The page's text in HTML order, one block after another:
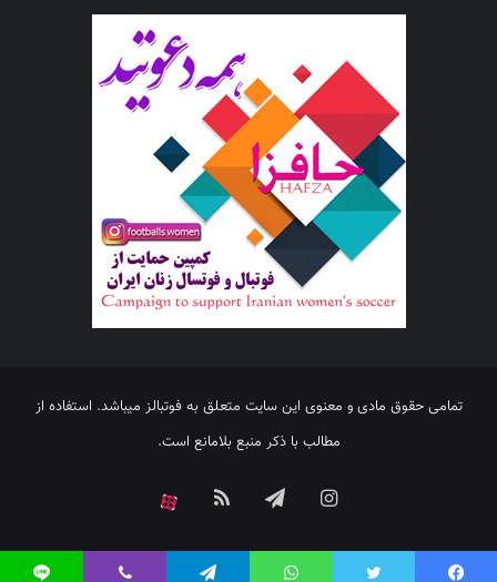
تمامی حقوق مادی و معنوی این سایت متعلق به فوتبالز میباشد. استفاده از
مطالب با ذکر منبع بلامانع است.
اینستاگرامتلگرام خوراک